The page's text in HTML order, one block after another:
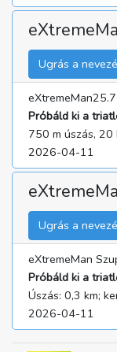
Ugrás a
Próbáld ki a
750 m úszás, 20
2026-04-11
Ugrás a
eXtremeMan
Próbáld ki a
Úszás: 0,3 km;
2026-04-11